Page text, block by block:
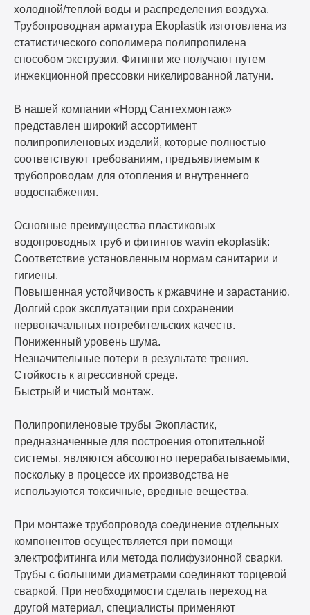
холодной/теплой воды и распределения воздуха.
Трубопроводная арматура Ekoplastik изготовлена из
статистического сополимера полипропилена
способом экструзии. Фитинги же получают путем
инжекционной прессовки никелированной латуни.
В нашей компании «Норд Сантехмонтаж»
представлен широкий ассортимент
полипропиленовых изделий, которые полностью
соответствуют требованиям, предъявляемым к
трубопроводам для отопления и внутреннего
водоснабжения.
Основные преимущества пластиковых
водопроводных труб и фитингов wavin ekoplastik:
Соответствие установленным нормам санитарии и
гигиены.
Повышенная устойчивость к ржавчине и зарастанию.
Долгий срок эксплуатации при сохранении
первоначальных потребительских качеств.
Пониженный уровень шума.
Незначительные потери в результате трения.
Стойкость к агрессивной среде.
Быстрый и чистый монтаж.
Полипропиленовые трубы Экопластик,
предназначенные для построения отопительной
системы, являются абсолютно перерабатываемыми,
поскольку в процессе их производства не
используются токсичные, вредные вещества.
При монтаже трубопровода соединение отдельных
компонентов осуществляется при помощи
электрофитинга или метода полифузионной сварки.
Трубы с большими диаметрами соединяют торцевой
сваркой. При необходимости сделать переход на
другой материал, специалисты применяют